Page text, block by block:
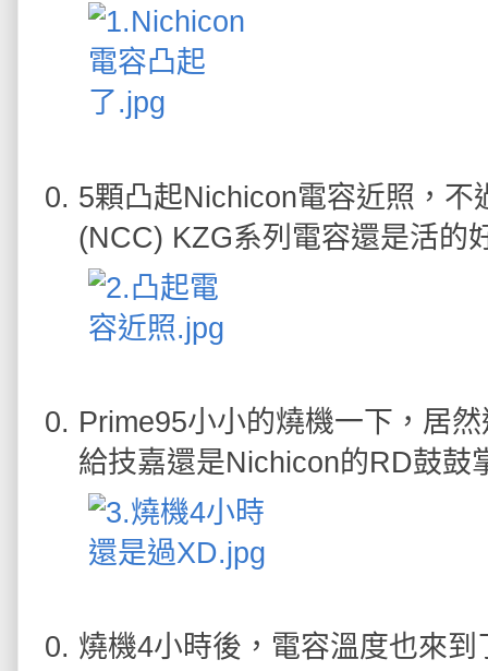
5顆凸起Nichicon電容近照，
(NCC) KZG系列電容還是活的
Prime95小小的燒機一下，居
給技嘉還是Nichicon的RD鼓鼓
燒機4小時後，電容溫度也來